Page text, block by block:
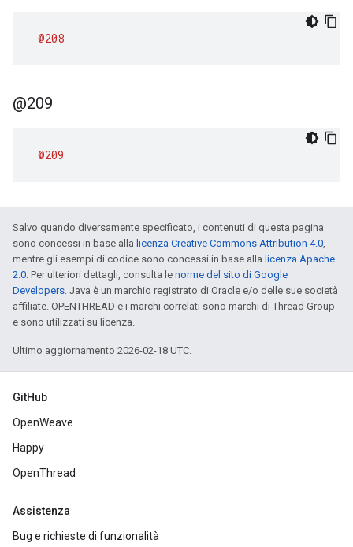
@208
@209
@209
Salvo quando diversamente specificato, i contenuti di questa pagina
sono concessi in base alla licenza Creative Commons Attribution 4.0,
mentre gli esempi di codice sono concessi in base alla licenza Apache
2.0. Per ulteriori dettagli, consulta le norme del sito di Google
Developers. Java è un marchio registrato di Oracle e/o delle sue società
affiliate. OPENTHREAD e i marchi correlati sono marchi di Thread Group
e sono utilizzati su licenza.
Ultimo aggiornamento 2026-02-18 UTC.
GitHub
OpenWeave
Happy
OpenThread
Assistenza
Bug e richieste di funzionalità